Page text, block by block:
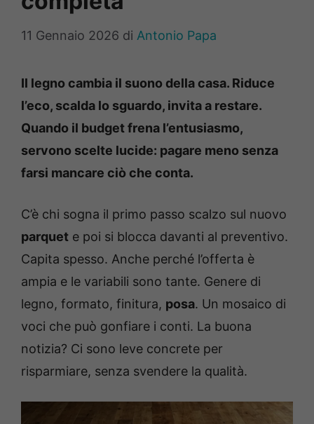
11 Gennaio 2026 di Antonio Papa
Il legno cambia il suono della casa. Riduce
l’eco, scalda lo sguardo, invita a restare.
Quando il budget frena l’entusiasmo,
servono scelte lucide: pagare meno senza
farsi mancare ciò che conta.
C’è chi sogna il primo passo scalzo sul nuovo
parquet e poi si blocca davanti al preventivo.
Capita spesso. Anche perché l’offerta è
ampia e le variabili sono tante. Genere di
legno, formato, finitura, posa. Un mosaico di
voci che può gonfiare i conti. La buona
notizia? Ci sono leve concrete per
risparmiare, senza svendere la qualità.